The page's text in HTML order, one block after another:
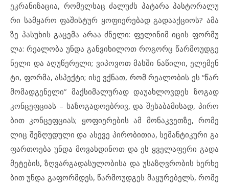
ეკრანიზაცია, რომელსაც ძალუძს პატარა პასტორალუ
რი სამყარო ფაშისტურ ყოფიერებად გადააქციოს? ამა
ზე პასუხის გაცემა არაა ძნელი: ფელინიმ იცის ფორმუ
ლა: რეალობა უნდა განვიხილოთ როგორც წარმოუდგე
ნელი და აღუწერელი; ვიპოვოთ მასში ნაწილი, ელემენ
ტი, ფორმა, ასპექტი; ისე ვქნათ, რომ რეალობის ეს “წარ
მომადგენელი” მაქსიმალურად დაუახლოვდეს ზოგად
კონცეფციას – საზოგადოებრივ, და შესაბამისად, პირო
ბით კონცეფციას; ყოფიერების ამ მონაკვეთზე, რომე
ლიც შეზღუდული და ასევე პირობითია, სემანტიკური გა
ფართოება უნდა მოვახდინოთ და ეს ყველაფერი გადა
მეტების, ზღვარგადასულობისა და უსაზღვრობის ხერხე
ბით უნდა გაფორმდეს, წარმოუდგეს მაყურებელს, რომე